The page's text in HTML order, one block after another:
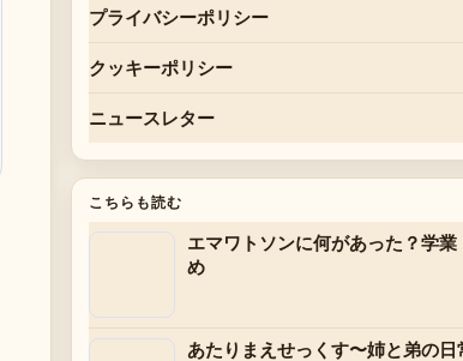
プライバシーポリシー
クッキーポリシー
ニュースレター
こちらも読む
エマワトソンに何があった？学業
め
あたりまえせっくす〜姉と弟の日